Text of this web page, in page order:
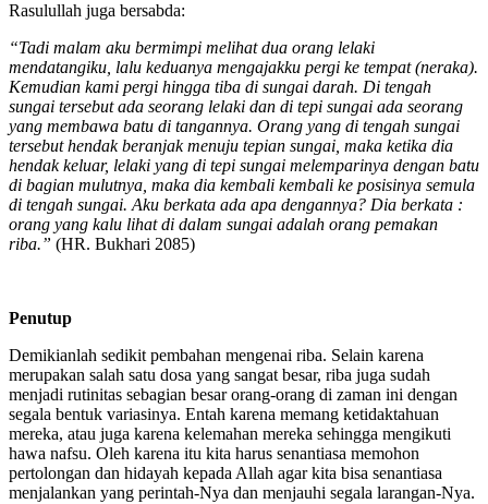
Rasulullah juga bersabda:
“Tadi malam aku bermimpi melihat dua orang lelaki
mendatangiku, lalu keduanya mengajakku pergi ke tempat (neraka).
Kemudian kami pergi hingga tiba di sungai darah. Di tengah
sungai tersebut ada seorang lelaki dan di tepi sungai ada seorang
yang membawa batu di tangannya. Orang yang di tengah sungai
tersebut hendak beranjak menuju tepian sungai, maka ketika dia
hendak keluar, lelaki yang di tepi sungai melemparinya dengan batu
di bagian mulutnya, maka dia kembali kembali ke posisinya semula
di tengah sungai. Aku berkata ada apa dengannya? Dia berkata :
orang yang kalu lihat di dalam sungai adalah orang pemakan
riba.” (HR. Bukhari 2085)
Penutup
Demikianlah sedikit pembahan mengenai riba. Selain karena
merupakan salah satu dosa yang sangat besar, riba juga sudah
menjadi rutinitas sebagian besar orang-orang di zaman ini dengan
segala bentuk variasinya. Entah karena memang ketidaktahuan
mereka, atau juga karena kelemahan mereka sehingga mengikuti
hawa nafsu. Oleh karena itu kita harus senantiasa memohon
pertolongan dan hidayah kepada Allah agar kita bisa senantiasa
menjalankan yang perintah-Nya dan menjauhi segala larangan-Nya.